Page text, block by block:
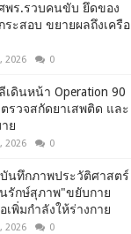
พร.รวบคนขับ ยึดของ
ระสอบ ขยายผลถึงเครือ
2026 0
เดินหน้า Operation 90
ตรวจสกัดยาเสพติด และ
ย
2026 0
นทึกภาพประวัติศาสตร์
รักษ์สุภาพ"ขยับกาย
เพิ่มกำลังให้ร่างกาย
2026 0